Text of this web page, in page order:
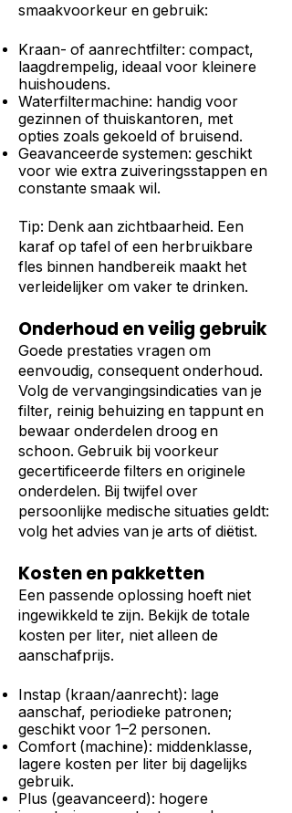
smaakvoorkeur en gebruik:
Kraan- of aanrechtfilter: compact,
laagdrempelig, ideaal voor kleinere
huishoudens.
Waterfiltermachine: handig voor
gezinnen of thuiskantoren, met
opties zoals gekoeld of bruisend.
Geavanceerde systemen: geschikt
voor wie extra zuiveringsstappen en
constante smaak wil.
Tip: Denk aan zichtbaarheid. Een
karaf op tafel of een herbruikbare
fles binnen handbereik maakt het
verleidelijker om vaker te drinken.
Onderhoud en veilig gebruik
Goede prestaties vragen om
eenvoudig, consequent onderhoud.
Volg de vervangingsindicaties van je
filter, reinig behuizing en tappunt en
bewaar onderdelen droog en
schoon. Gebruik bij voorkeur
gecertificeerde filters en originele
onderdelen. Bij twijfel over
persoonlijke medische situaties geldt:
volg het advies van je arts of diëtist.
Kosten en pakketten
Een passende oplossing hoeft niet
ingewikkeld te zijn. Bekijk de totale
kosten per liter, niet alleen de
aanschafprijs.
Instap (kraan/aanrecht): lage
aanschaf, periodieke patronen;
geschikt voor 1–2 personen.
Comfort (machine): middenklasse,
lagere kosten per liter bij dagelijks
gebruik.
Plus (geavanceerd): hogere